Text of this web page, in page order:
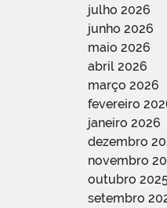
julho 2026
junho 2026
maio 2026
abril 2026
março 2026
fevereiro
janeiro 2026
dezembro
novembro
outubro
setembro